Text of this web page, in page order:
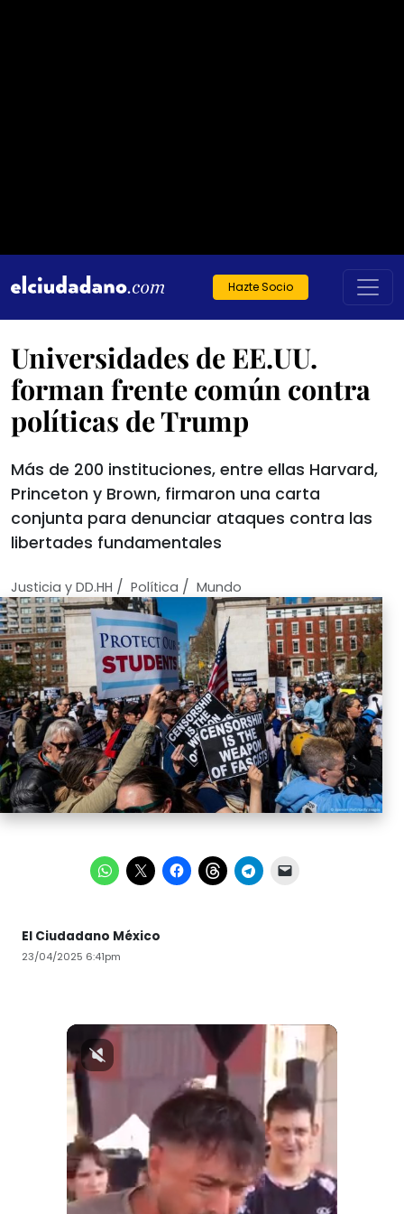
Hazte Socio
Universidades de EE.UU.
forman frente común contra
políticas de Trump
Más de 200 instituciones, entre ellas Harvard,
Princeton y Brown, firmaron una carta
conjunta para denunciar ataques contra las
libertades fundamentales
Justicia y DD.HH / Política / Mundo
El Ciudadano México
23/04/2025 6:41pm